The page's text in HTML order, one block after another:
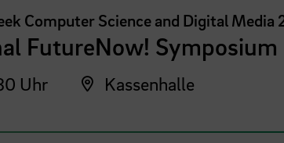
Computer Science and Digital Media
FutureNow! Symposium
Uhr Kassenhalle